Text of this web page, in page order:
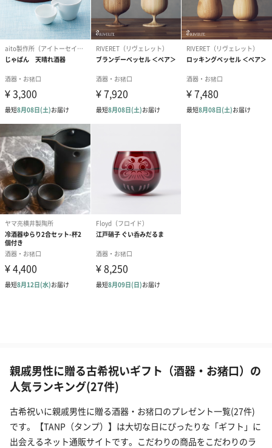
親戚男性に贈る古希祝いギフト（酒器・お猪口）の
人気ランキング(27件)
古希祝いに親戚男性に贈る酒器・お猪口のプレゼント一覧(27件)
です。【TANP（タンプ）】は大切な日にぴったりな「ギフト」に
出会えるネット通販サイトです。こだわりの商品をこだわりのラ